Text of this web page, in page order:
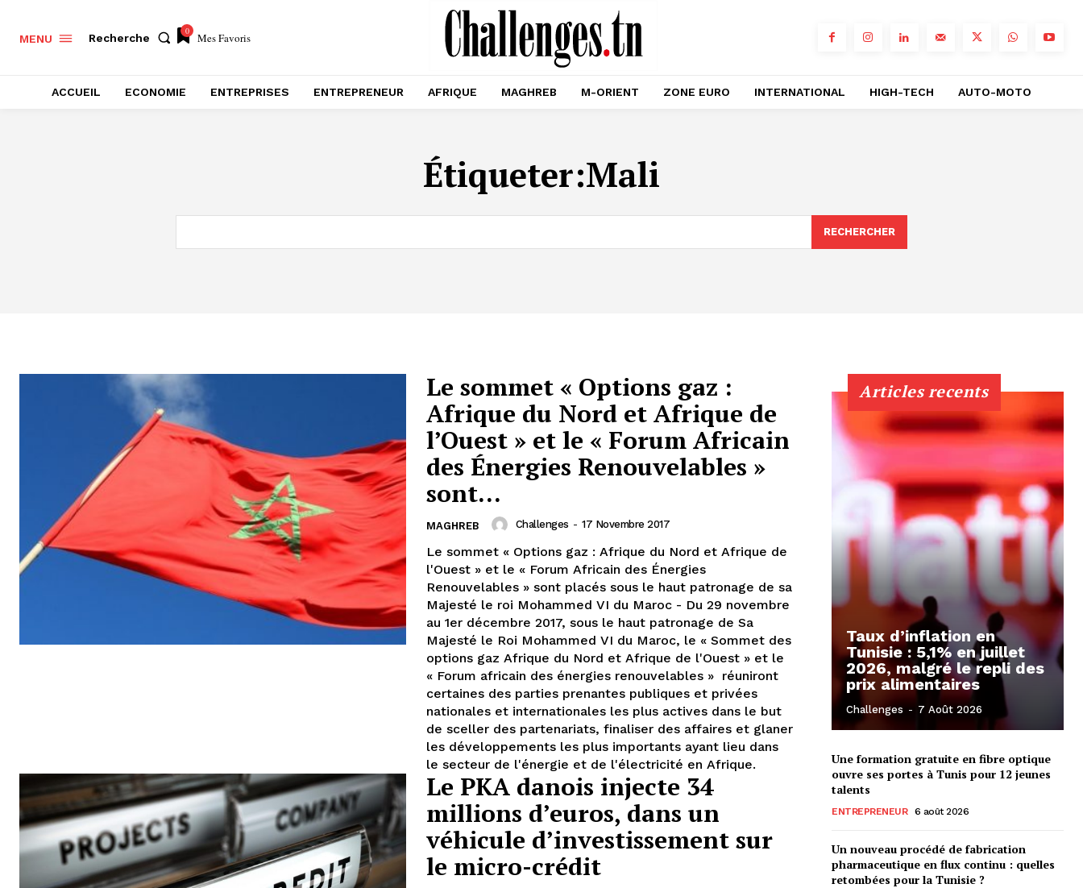
MENU Recherche
0 Mes Favoris
ACCUEIL ECONOMIE ENTREPRISES ENTREPRENEUR AFRIQUE MAGHREB M-ORIENT ZONE EURO INTERNATIONAL HIGH-TECH AUTO-MOTO
Étiqueter:Mali
RECHERCHER
Le sommet « Options gaz :
Afrique du Nord et Afrique de
l’Ouest » et le « Forum Africain
des Énergies Renouvelables »
sont...
MAGHREB Challenges - 17 Novembre 2017
Le sommet « Options gaz : Afrique du Nord et Afrique de
l'Ouest » et le « Forum Africain des Énergies
Renouvelables » sont placés sous le haut patronage de sa
Majesté le roi Mohammed VI du Maroc - Du 29 novembre
au 1er décembre 2017, sous le haut patronage de Sa
Majesté le Roi Mohammed VI du Maroc, le « Sommet des
options gaz Afrique du Nord et Afrique de l'Ouest » et le
« Forum africain des énergies renouvelables » réuniront
certaines des parties prenantes publiques et privées
nationales et internationales les plus actives dans le but
de sceller des partenariats, finaliser des affaires et glaner
les développements les plus importants ayant lieu dans
le secteur de l'énergie et de l'électricité en Afrique.
Le PKA danois injecte 34
millions d’euros, dans un
véhicule d’investissement sur
le micro-crédit
Articles recents
Taux d’inflation en
Tunisie : 5,1% en juillet
2026, malgré le repli des
prix alimentaires
Challenges - 7 Août 2026
Une formation gratuite en fibre optique
ouvre ses portes à Tunis pour 12 jeunes
talents
ENTREPRENEUR 6 août 2026
Un nouveau procédé de fabrication
pharmaceutique en flux continu : quelles
retombées pour la Tunisie ?